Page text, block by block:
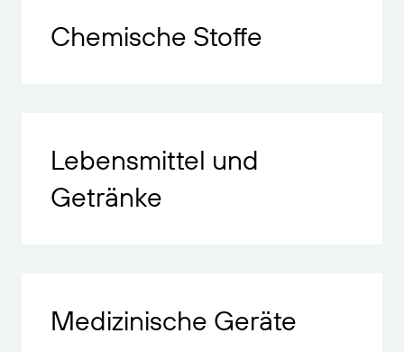
Chemische Stoffe
Lebensmittel und
Getränke
Medizinische Geräte